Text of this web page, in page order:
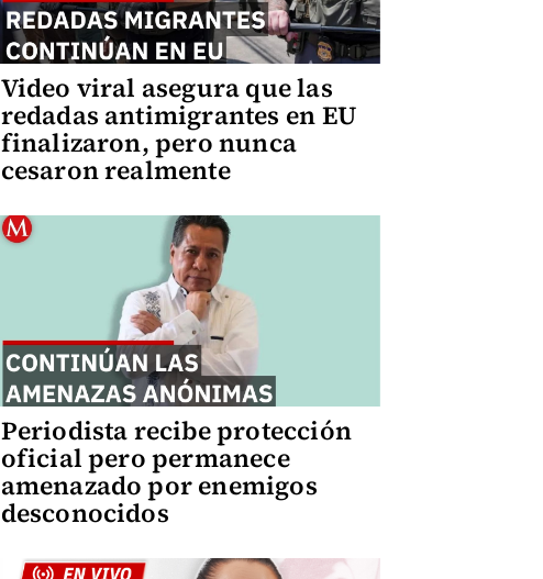
Video viral asegura que las
redadas antimigrantes en EU
finalizaron, pero nunca
cesaron realmente
Periodista recibe protección
oficial pero permanece
amenazado por enemigos
desconocidos